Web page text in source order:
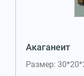
Акаганеит
Размер: